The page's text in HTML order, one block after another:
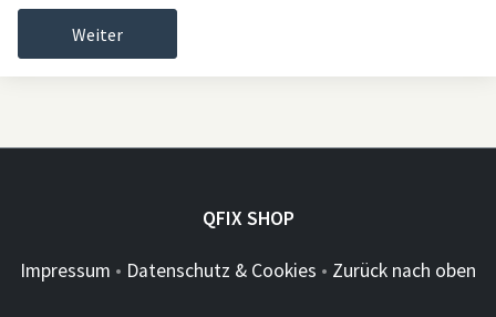
Weiter
QFIX SHOP
Impressum • Datenschutz & Cookies • Zurück nach oben